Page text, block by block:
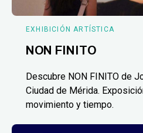
EXHIBICIÓN ARTÍSTICA
NON FINITO
Descubre NON FINITO de
Ciudad de Mérida.
movimiento y tiempo.